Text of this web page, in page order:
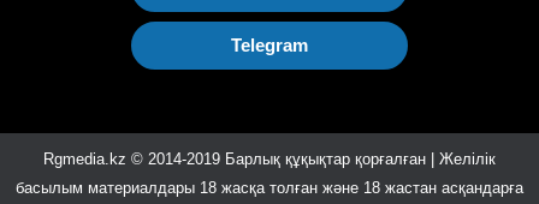
Telegram
Rgmedia.kz © 2014-2019 Барлық құқықтар қорғалған | Желілік
басылым материалдары 18 жасқа толған және 18 жастан асқандарға